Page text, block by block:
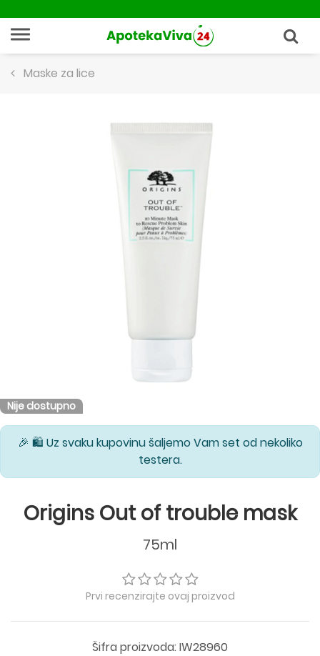
Maske za lice
Nije dostupno
🎉 🛍️ Uz svaku kupovinu šaljemo Vam set od nekoliko
testera.
Origins Out of trouble mask
75ml
Prvi recenzirajte ovaj proizvod
Šifra proizvoda: IW28960